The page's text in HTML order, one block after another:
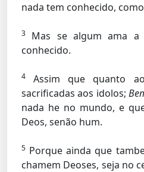
nada tem conhecido,
3
Mas se algum ama
conhecido.
4
Assim que quanto
sacrificadas aos idolos;
nada he no mundo, e
Deos, senão hum.
5 Porque ainda que
chamem Deoses, seja no